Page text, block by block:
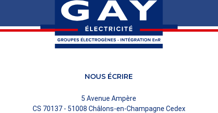
NOUS ÉCRIRE
5 Avenue Ampère
CS 70137 - 51008 Châlons-en-Champagne Cedex